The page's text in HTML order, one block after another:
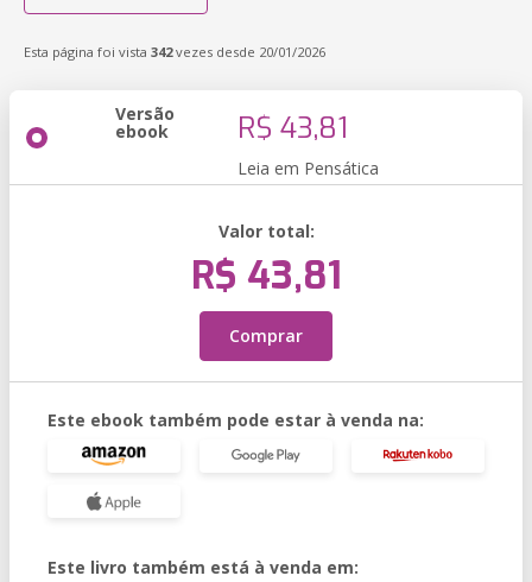
Esta página foi vista 342vezes desde 20/01/2026
Versão
ebook R$ 43,81
Leia em Pensática
Valor total:
R$ 43,81
Comprar
Este ebook também pode estar à venda na:
Este livro também está à venda em: